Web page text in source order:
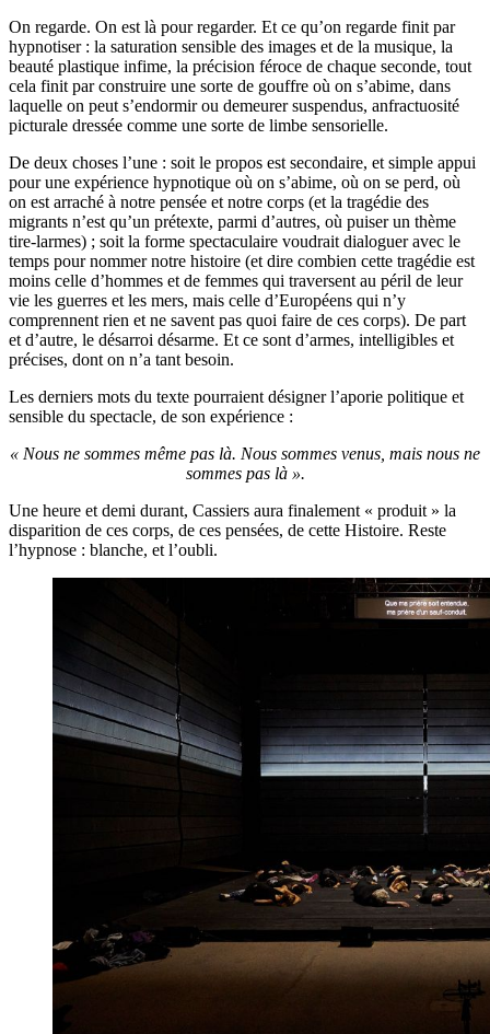
On regarde. On est là pour regarder. Et ce qu’on regarde finit par
hypnotiser : la saturation sensible des images et de la musique, la
beauté plastique infime, la précision féroce de chaque seconde, tout
cela finit par construire une sorte de gouffre où on s’abime, dans
laquelle on peut s’endormir ou demeurer suspendus, anfractuosité
picturale dressée comme une sorte de limbe sensorielle.
De deux choses l’une : soit le propos est secondaire, et simple appui
pour une expérience hypnotique où on s’abime, où on se perd, où
on est arraché à notre pensée et notre corps (et la tragédie des
migrants n’est qu’un prétexte, parmi d’autres, où puiser un thème
tire-larmes) ; soit la forme spectaculaire voudrait dialoguer avec le
temps pour nommer notre histoire (et dire combien cette tragédie est
moins celle d’hommes et de femmes qui traversent au péril de leur
vie les guerres et les mers, mais celle d’Européens qui n’y
comprennent rien et ne savent pas quoi faire de ces corps). De part
et d’autre, le désarroi désarme. Et ce sont d’armes, intelligibles et
précises, dont on n’a tant besoin.
Les derniers mots du texte pourraient désigner l’aporie politique et
sensible du spectacle, de son expérience :
« Nous ne sommes même pas là. Nous sommes venus, mais nous ne
sommes pas là ».
Une heure et demi durant, Cassiers aura finalement « produit » la
disparition de ces corps, de ces pensées, de cette Histoire. Reste
l’hypnose : blanche, et l’oubli.